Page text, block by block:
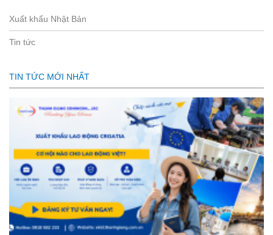
Xuất khẩu Nhật Bản
Tin tức
TIN TỨC MỚI NHẤT